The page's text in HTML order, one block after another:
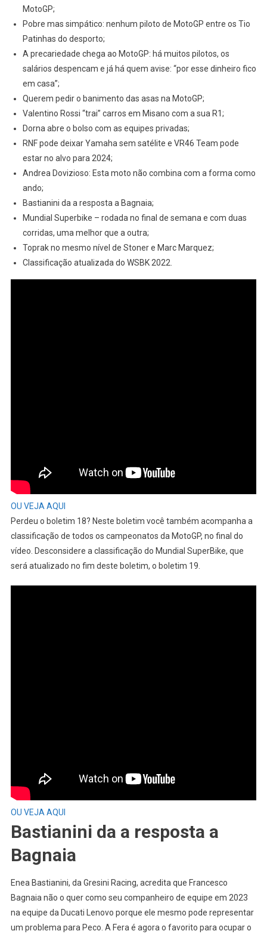
#ITA
MotoGP;
#METAVERSO
E
#AVIÃO;
Salários
MotoGP
MotoGP;
Pobre mas simpático: nenhum piloto de MotoGP entre os Tio
Patinhas do desporto;
A precariedade chega ao MotoGP: há muitos pilotos, os
salários despencam e já há quem avise: “por esse dinheiro fico
em casa”;
Querem pedir o banimento das asas na MotoGP;
Valentino Rossi “trai” carros em Misano com a sua R1;
Dorna abre o bolso com as equipes privadas;
RNF pode deixar Yamaha sem satélite e VR46 Team pode
estar no alvo para 2024;
Andrea Dovizioso: Esta moto não combina com a forma como
ando;
Bastianini da a resposta a Bagnaia;
Mundial Superbike – rodada no final de semana e com duas
corridas, uma melhor que a outra;
Toprak no mesmo nível de Stoner e Marc Marquez;
Classificação atualizada do WSBK 2022.
OU VEJA AQUI
Perdeu o boletim 18? Neste boletim você também acompanha a
classificação de todos os campeonatos da MotoGP, no final do
vídeo. Desconsidere a classificação do Mundial SuperBike, que
será atualizado no fim deste boletim, o boletim 19.
OU VEJA AQUI
Bastianini da a resposta a
Bagnaia
Enea Bastianini, da Gresini Racing, acredita que Francesco
Bagnaia não o quer como seu companheiro de equipe em 2023
na equipe da Ducati Lenovo porque ele mesmo pode representar
um problema para Peco. A Fera é agora o favorito para ocupar o